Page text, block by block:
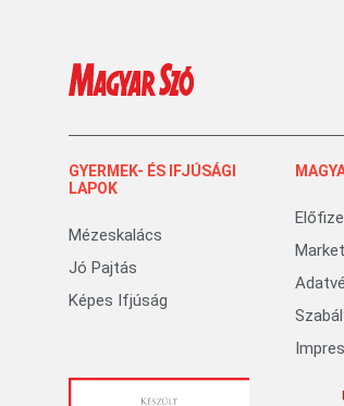
GYERMEK- ÉS IFJÚSÁGI
LAPOK
Mézeskalács
Jó Pajtás
Képes Ifjúság